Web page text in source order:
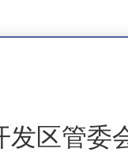
发区管委